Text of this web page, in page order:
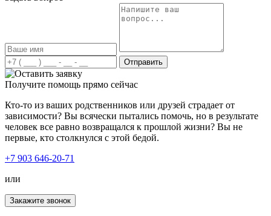
Лечение наркомании в вашей клинике стало огромным
употреблял курительные вещества и ни хотел
признавать свою проблему. Решившись отправить его к
вам на лечение, сын получил всестороннюю помощь и
поддержку. Был подобран индивидуальный план
лечения, учитывая все особенности моего сына.
Благодаря вашему профессионализму, сын трезвый и
полон сил менять свою жизнь дальше.
наркоманией. Мой брат стал употреблять наркотики, его
Отправить
Получите помощь прямо сейчас
Кто-то из ваших родственников или друзей страдает от
зависимости? Вы всячески пытались помочь, но в результате
человек все равно возвращался к прошлой жизни? Вы не
первые, кто столкнулся с этой бедой.
+7 903 646-20-71
или
Закажите звонок